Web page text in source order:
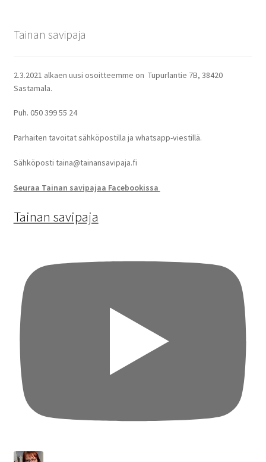
Tainan savipaja
2.3.2021 alkaen uusi osoitteemme on Tupurlantie 7B, 38420
Sastamala.
Puh. 050 399 55 24
Parhaiten tavoitat sähköpostilla ja whatsapp-viestillä.
Sähköposti taina@tainansavipaja.fi
Seuraa Tainan savipajaa Facebookissa
Tainan savipaja